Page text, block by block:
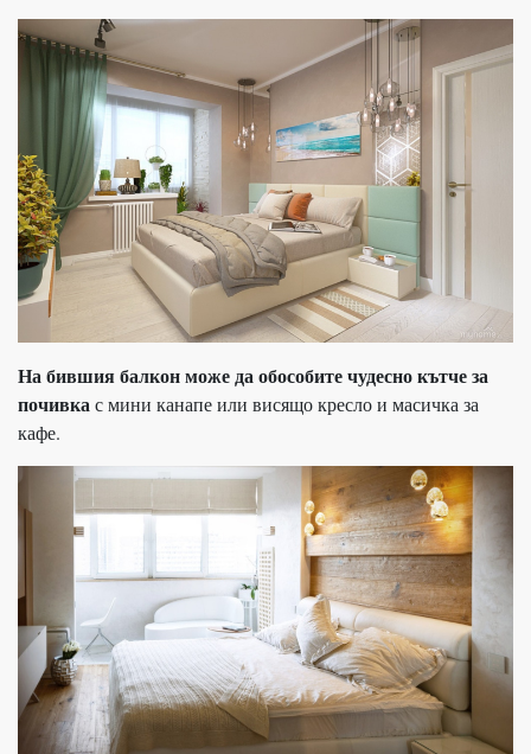
На бившия балкон може да обособите чудесно кътче за
почивкас мини канапе или висящо кресло и масичка за
кафе.